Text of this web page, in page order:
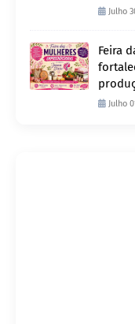
Julho
Feira
D’Arc
Julho